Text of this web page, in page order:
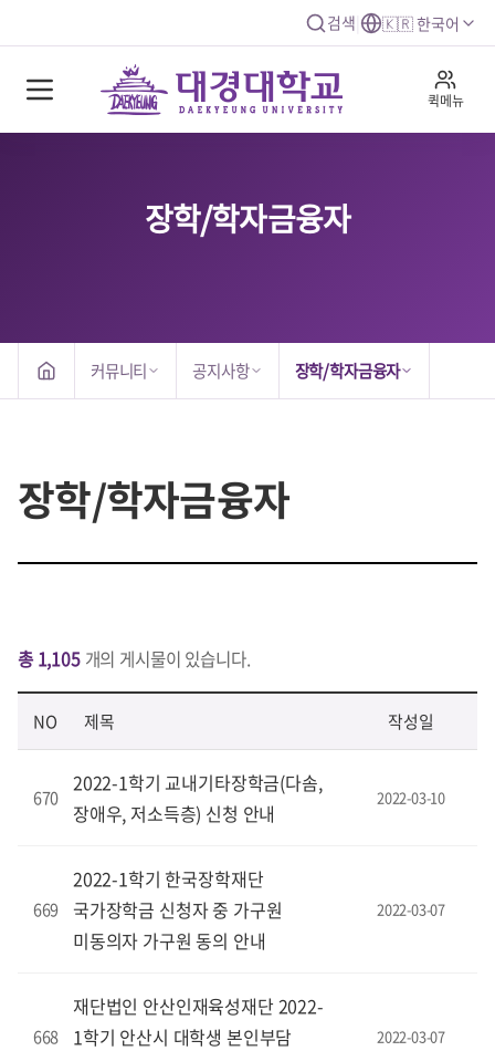
검색 🇰🇷 한국어
퀵메뉴
장학/학자금융자
커뮤니티 공지사항 장학/학자금융자
장학/학자금융자
총 1,105개의 게시물이 있습니다.
NO 제목 작성일
670
2022-1학기 교내기타장학금(다솜,
장애우, 저소득층) 신청 안내
2022-03-10
669
2022-1학기 한국장학재단
국가장학금 신청자 중 가구원
미동의자 가구원 동의 안내
2022-03-07
668
재단법인 안산인재육성재단 2022-
1학기 안산시 대학생 본인부담
2022-03-07